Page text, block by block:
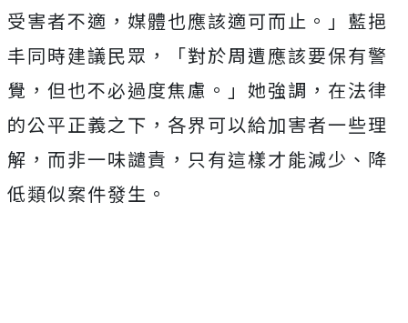
受害者不適，媒體也應該適可而止。」藍挹
丰同時建議民眾，「對於周遭應該要保有警
覺，但也不必過度焦慮。」她強調，在法律
的公平正義之下，各界可以給加害者一些理
解，而非一味譴責，只有這樣才能減少、降
低類似案件發生。